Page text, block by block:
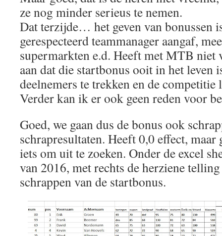
ze nog minder serieus te nemen.
Dat terzijde… het geven van bonussen
gerespecteerd teammanager aangaf,
supermarkten e.d. Heeft met MTB niet
aan dat die startbonus ooit in het leven
deelnemers te trekken en de competitie
Verder kan ik er ook geen reden voor
Goed, we gaan dus de bonus ook
schrapresultaten. Heeft 0,0 effect, maar
iets om uit te zoeken. Onder de excel
van 2016, met rechts de herziene
schrappen van de startbonus.